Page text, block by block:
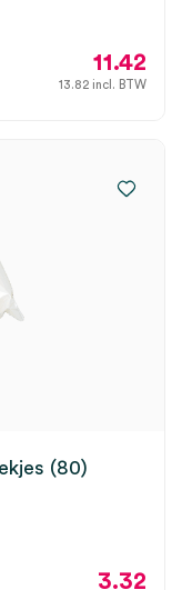
11.42
13.82 incl. BTW
(80)
3.32